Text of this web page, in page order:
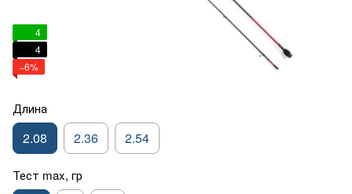
4
4
−6%
Длина
2.08 2.36 2.54
Тест max, гр